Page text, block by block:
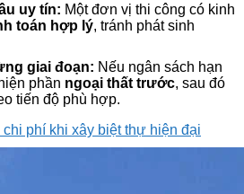
uy tín: Một đơn vị thi công có kinh
toán hợp lý, tránh phát sinh
giai đoạn: Nếu ngân sách hạn
phần ngoại thất trước, sau đó
tiến độ phù hợp.
phí khi xây biệt thự hiện đại